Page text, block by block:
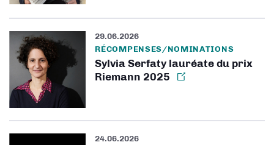
29.06.2026
RÉCOMPENSES/NOMINATIONS
Sylvia Serfaty lauréate du prix
Riemann 2025
24.06.2026